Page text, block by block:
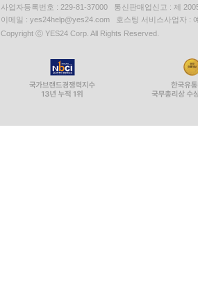
사업자등록번호 : 229-81-37000 통신판매업신고 : 제
이메일 : yes24help@yes24.com 호스팅 서비스사업자 :
Copyright ⓒ YES24 Corp. All Rights Reserved.